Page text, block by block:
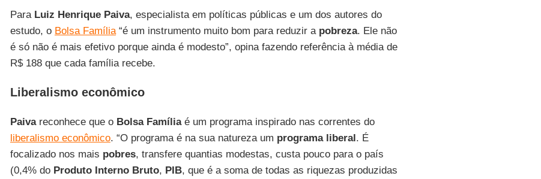
Para Luiz Henrique Paiva, especialista em políticas públicas e um dos autores do
estudo, o Bolsa Família“é um instrumento muito bom para reduzir a pobreza. Ele não
é só não é mais efetivo porque ainda é modesto”, opina fazendo referência à média de
R$ 188 que cada família recebe.
Liberalismo econômico
Paivareconhece que o Bolsa Famíliaé um programa inspirado nas correntes do
liberalismo econômico. “O programa é na sua natureza um programa liberal. É
focalizado nos mais pobres, transfere quantias modestas, custa pouco para o país
(0,4% do Produto Interno Bruto, PIB, que é a soma de todas as riquezas produzidas